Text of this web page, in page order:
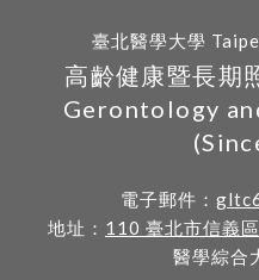
臺北醫學大學
高齡健康暨長期
Gerontology
電子郵件：
地址： 110 臺北市信義
醫學綜合